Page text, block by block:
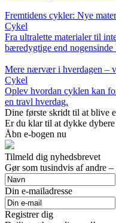
Fremtidens cykler: Nye
Cykel
Fra ultralette materialer til
bæredygtige end nogensinde
Mere nærvær i hverdagen –
Cykel
Oplev hvordan cyklen kan
en travl hverdag.
Dine første skridt til at blive
Er du klar til at dykke
Åbn e-bogen nu
Tilmeld dig nyhedsbrevet
Gør som tusindvis af andre
Din e-mailadresse
Registrer dig